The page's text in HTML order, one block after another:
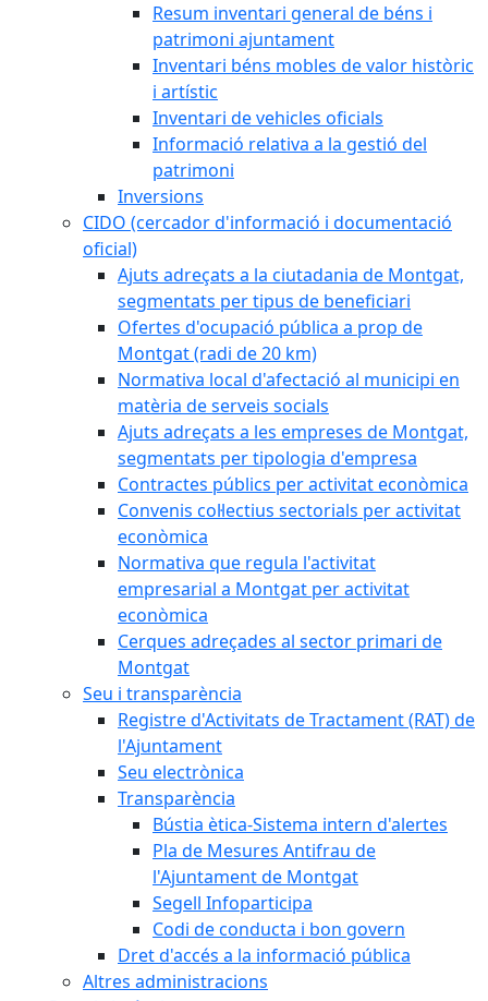
Resum inventari general de béns i
patrimoni ajuntament
Inventari béns mobles de valor històric
i artístic
Inventari de vehicles oficials
Informació relativa a la gestió del
patrimoni
Inversions
CIDO (cercador d'informació i documentació
oficial)
Ajuts adreçats a la ciutadania de Montgat,
segmentats per tipus de beneficiari
Ofertes d'ocupació pública a prop de
Montgat (radi de 20 km)
Normativa local d'afectació al municipi en
matèria de serveis socials
Ajuts adreçats a les empreses de Montgat,
segmentats per tipologia d'empresa
Contractes públics per activitat econòmica
Convenis col·lectius sectorials per activitat
econòmica
Normativa que regula l'activitat
empresarial a Montgat per activitat
econòmica
Cerques adreçades al sector primari de
Montgat
Seu i transparència
Registre d'Activitats de Tractament (RAT) de
l'Ajuntament
Seu electrònica
Transparència
Bústia ètica-Sistema intern d'alertes
Pla de Mesures Antifrau de
l'Ajuntament de Montgat
Segell Infoparticipa
Codi de conducta i bon govern
Dret d'accés a la informació pública
Altres administracions